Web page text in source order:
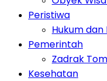
Peristiwa
Hukum dan
Pemerintah
Zadrak
Kesehatan